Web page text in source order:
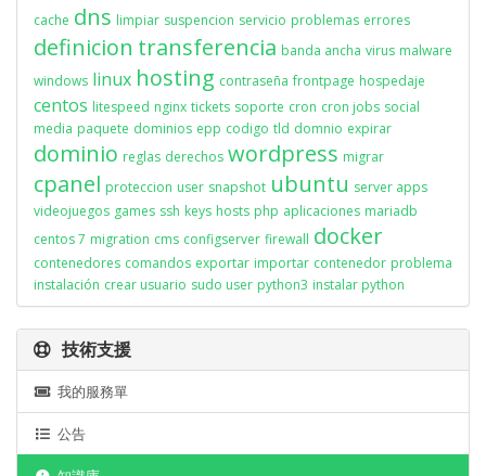
cache dns limpiar suspencion servicio problemas errores
definicion transferencia banda ancha virus malware
windows linux hosting contraseña frontpage hospedaje
centos litespeed nginx tickets soporte cron cron jobs social
media paquete dominios epp codigo tld domnio expirar
dominio reglas derechos wordpress migrar
cpanel proteccion user snapshot ubuntu server apps
videojuegos games ssh keys hosts php aplicaciones mariadb
centos 7 migration cms configserver firewall docker
contenedores comandos exportar importar contenedor problema
instalación crear usuario sudo user python3 instalar python
技術支援
我的服務單
公告